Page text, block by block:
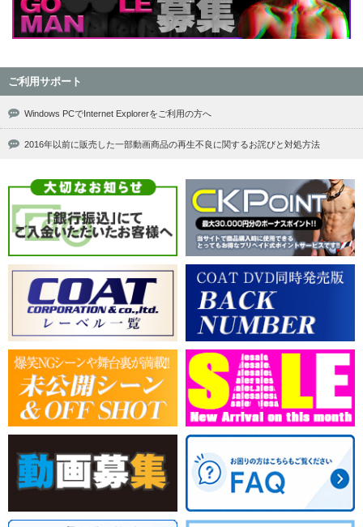
ご利用サポート
Windows PCでInternet Explorerをご利用の方へ
2016年以前に販売した一部動画商品の再生不良に関するお詫びと対処方法